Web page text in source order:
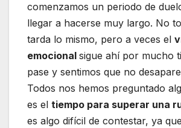
comenzamos un periodo de
llegar a hacerse muy largo. No
tarda lo mismo, pero a veces el
emocional sigue ahí por mucho
pase y sentimos que no
Todos nos hemos preguntado
es el tiempo para superar una
es algo difícil de contestar, ya